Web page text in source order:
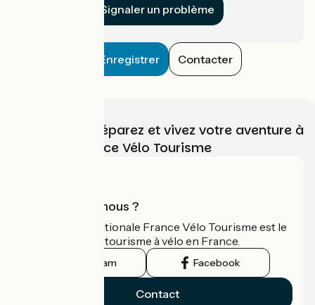
Signaler un problème
Enregistrer Contacter
Choisissez, préparez et vivez votre aventure à
vélo avec France Vélo Tourisme
Qui sommes-nous ?
L'association nationale France Vélo Tourisme est le
guide officiel du tourisme à vélo en France.
Instagram Facebook
Contact